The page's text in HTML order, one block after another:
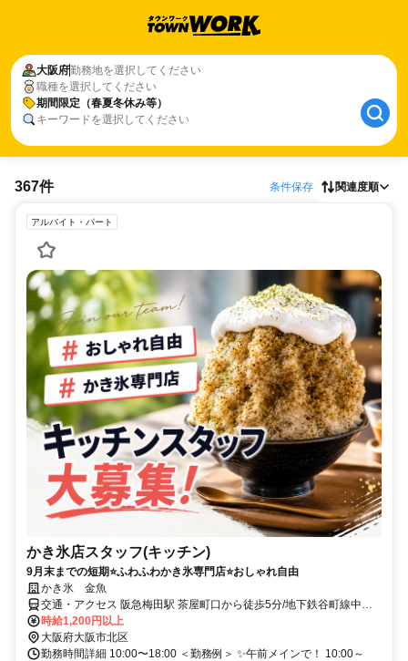
大阪府勤務地を選択してください
職種を選択してください
期間限定（春夏冬休み等）
キーワードを選択してください
367件 条件保存 関連度順
アルバイト・パート
かき氷店スタッフ(キッチン)
9月末までの短期⭐️ふわふわかき氷専門店⭐️おしゃれ自由
かき氷 金魚
交通・アクセス 阪急梅田駅 茶屋町口から徒歩5分/地下鉄谷町線中崎
町駅 4号出口から徒歩5分
時給1,200円以上
大阪府大阪市北区
勤務時間詳細 10:00〜18:00 ＜勤務例＞ ✨午前メインで！ 10:00～